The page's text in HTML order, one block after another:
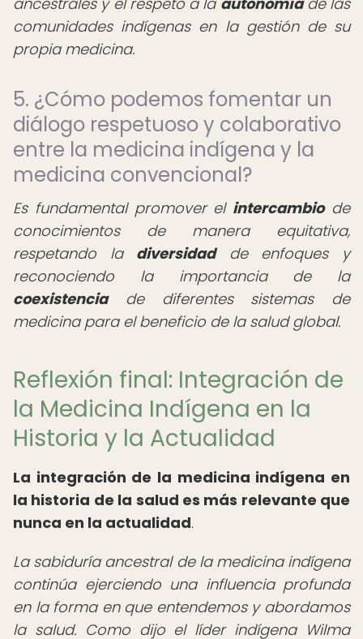
comunidades indígenas en la gestión de su
propia medicina.
5. ¿Cómo podemos fomentar un
diálogo respetuoso y colaborativo
entre la medicina indígena y la
medicina convencional?
Es fundamental promover el intercambiode
conocimientos de manera equitativa,
respetando la diversidadde enfoques y
reconociendo la importancia de la
coexistenciade diferentes sistemas de
medicina para el beneficio de la salud global.
Reflexión final: Integración de
la Medicina Indígena en la
Historia y la Actualidad
La integración de la medicina indígena en
la historia de la salud es más relevante que
nunca en la actualidad.
La sabiduría ancestral de la medicina indígena
continúa ejerciendo una influencia profunda
en la forma en que entendemos y abordamos
la salud. Como dijo el líder indígena Wilma